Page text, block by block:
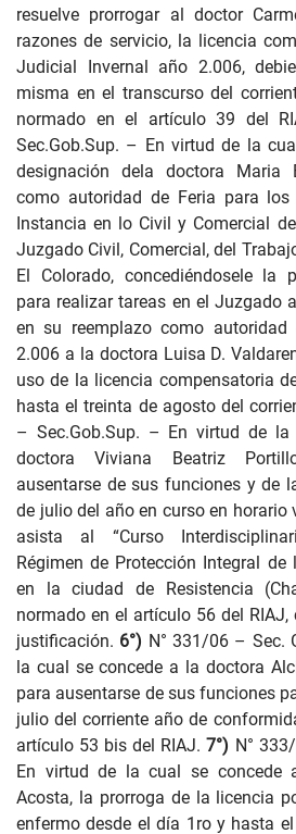
resuelve prorrogar al doctor
razones de servicio, la licencia
Judicial Invernal año 2.006,
misma en el transcurso del
normado en el artículo 39 del
Sec.Gob.Sup. – En virtud de la
designación dela doctora Maria
como autoridad de Feria para los
Instancia en lo Civil y Comercial
Juzgado Civil, Comercial, del
El Colorado, concediéndosele la
para realizar tareas en el Juzgado
en su reemplazo como autoridad
2.006 a la doctora Luisa D.
uso de la licencia compensatoria
hasta el treinta de agosto del
– Sec.Gob.Sup. – En virtud de
doctora Viviana Beatriz
ausentarse de sus funciones y de
de julio del año en curso en horario
asista al “Curso
Régimen de Protección Integral de
en la ciudad de Resistencia
normado en el artículo 56 del
justificación. 6°) N° 331/06 – Sec.
la cual se concede a la doctora
para ausentarse de sus funciones
julio del corriente año de
artículo 53 bis del RIAJ.7°) N°
En virtud de la cual se concede
Acosta, la prorroga de la licencia
enfermo desde el día 1ro y hasta